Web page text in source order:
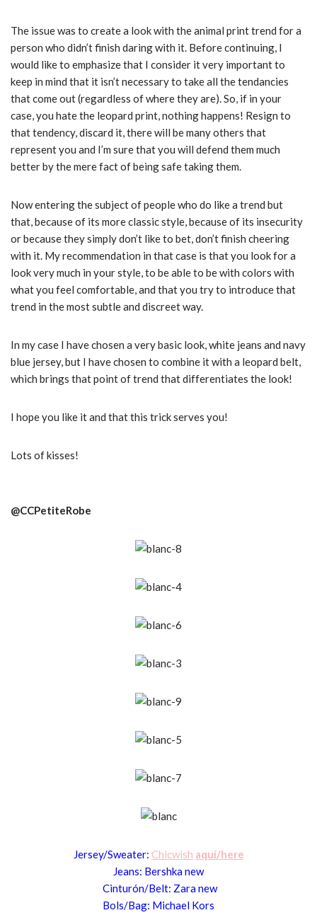
The issue was to create a look with the animal print trend for a
person who didn’t finish daring with it. Before continuing, I
would like to emphasize that I consider it very important to
keep in mind that it isn’t necessary to take all the tendancies
that come out (regardless of where they are). So, if in your
case, you hate the leopard print, nothing happens! Resign to
that tendency, discard it, there will be many others that
represent you and I’m sure that you will defend them much
better by the mere fact of being safe taking them.
Now entering the subject of people who do like a trend but
that, because of its more classic style, because of its insecurity
or because they simply don’t like to bet, don’t finish cheering
with it. My recommendation in that case is that you look for a
look very much in your style, to be able to be with colors with
what you feel comfortable, and that you try to introduce that
trend in the most subtle and discreet way.
In my case I have chosen a very basic look, white jeans and navy
blue jersey, but I have chosen to combine it with a leopard belt,
which brings that point of trend that differentiates the look!
I hope you like it and that this trick serves you!
Lots of kisses!
@CCPetiteRobe
Jersey/Sweater: Chicwish aquí/here
Jeans: Bershka new
Cinturón/Belt: Zara new
Bols/Bag: Michael Kors